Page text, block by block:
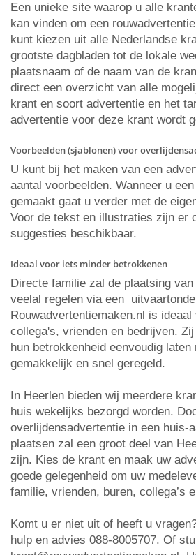
Een unieke site waarop u alle
kan vinden om een
kunt kiezen uit alle Nederlandse
grootste dagbladen tot de lokale
plaatsnaam of de naam van de
direct een overzicht van alle
krant en soort advertentie en het
advertentie voor deze krant wordt
Voorbeelden (sjablonen) voor
U kunt bij het maken van een
aantal voorbeelden. Wanneer u
gemaakt gaat u verder met de
Voor de tekst en illustraties zijn er
suggesties beschikbaar.
Ideaal voor iets minder betrokkenen
Directe familie zal de plaatsing
veelal regelen via een
Rouwadvertentiemaken.nl is
collega's, vrienden en bedrijven.
hun betrokkenheid eenvoudig
gemakkelijk en snel geregeld.
In Heerlen bieden wij meerdere
huis wekelijks bezorgd worden.
overlijdensadvertentie in een huis-
plaatsen zal een groot deel van
zijn. Kies de krant en maak uw
goede gelegenheid om uw
familie, vrienden, buren, collega’s
Komt u er niet uit of heeft u
hulp en advies 088-8005707. Of